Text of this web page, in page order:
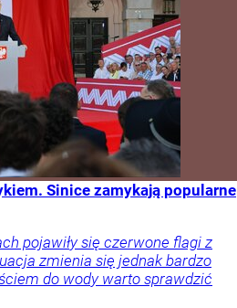
Sinice zamykają popularne
pojawiły się czerwone flagi z
zmienia się jednak bardzo
do wody warto sprawdzić